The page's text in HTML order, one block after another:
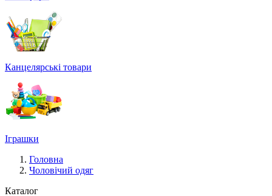
Канцелярські товари
Іграшки
Головна
Чоловічий одяг
Каталог